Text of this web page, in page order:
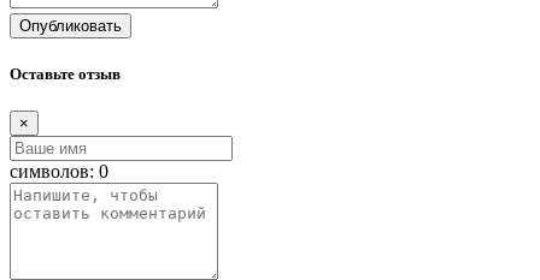
Опубликовать
Оставьте отзыв
×
символов: 0